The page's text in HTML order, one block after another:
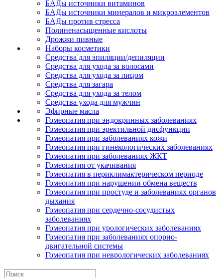
БАДы источники витаминов
БАДы источники минералов и микроэлементов
БАДы против стресса
Полиненасыщенные кислоты
Дрожжи пивные
Наборы косметики
Средства для эпиляции/депиляции
Средства для ухода за волосами
Средства для ухода за лицом
Средства для загара
Средства для ухода за телом
Средства ухода для мужчин
Эфирные масла
Гомеопатия при эндокринных заболеваниях
Гомеопатия при эректильной дисфункции
Гомеопатия при заболеваниях кожи
Гомеопатия при гинекологических заболеваниях
Гомеопатия при заболеваниях ЖКТ
Гомеопатия от укачивания
Гомеопатия в периклимактерическом периоде
Гомеопатия при нарушении обмена веществ
Гомеопатия при простуде и заболеваниях органов
дыхания
Гомеопатия при сердечно-сосудистых
заболеваниях
Гомеопатия при урологических заболеваниях
Гомеопатия при заболеваниях опорно-
двигательной системы
Гомеопатия при неврологических заболеваниях